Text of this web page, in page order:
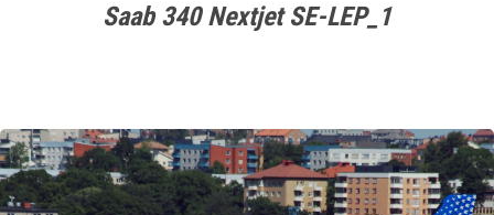
Saab 340 Nextjet SE-LEP_1